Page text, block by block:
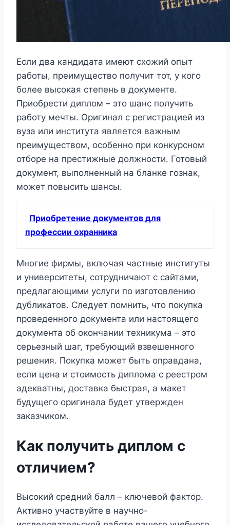
Если два кандидата имеют схожий опыт
работы, преимущество получит тот, у кого
более высокая степень в документе.
Приобрести диплом – это шанс получить
работу мечты. Оригинал с регистрацией из
вуза или института является важным
преимуществом, особенно при конкурсном
отборе на престижные должности. Готовый
документ, выполненный на бланке гознак,
может повысить шансы.
Приобретение документов для
профессии охранника
Многие фирмы, включая частные институты
и университеты, сотрудничают с сайтами,
предлагающими услуги по изготовлению
дубликатов. Следует помнить, что покупка
проведенного документа или настоящего
документа об окончании техникума – это
серьезный шаг, требующий взвешенного
решения. Покупка может быть оправдана,
если цена и стоимость диплома с реестром
адекватны, доставка быстрая, а макет
будущего оригинала будет утвержден
заказчиком.
Как получить диплом с
отличием?
Высокий средний балл – ключевой фактор.
Активно участвуйте в научно-